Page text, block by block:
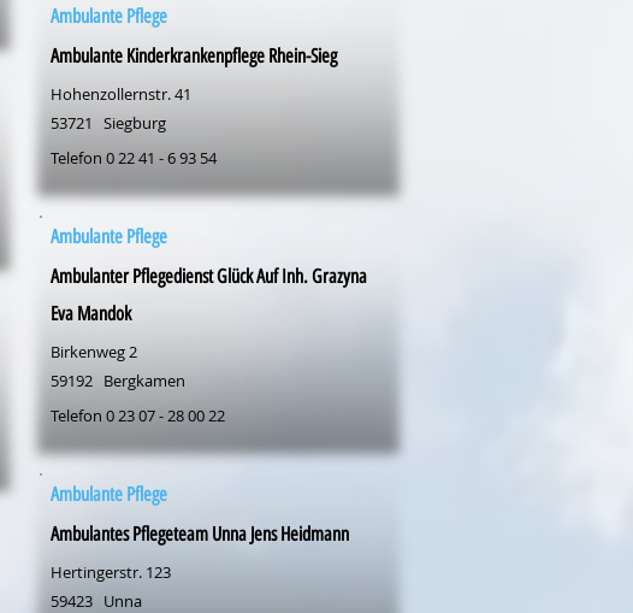
Ambulante Pflege
Ambulante Kinderkrankenpflege Rhein-Sieg
Hohenzollernstr. 41
53721
Siegburg
Telefon 0 22 41 - 6 93 54
Ambulante Pflege
Ambulanter Pflegedienst Glück Auf Inh. Grazyna
Eva Mandok
Birkenweg 2
59192 Bergkamen
Telefon 0 23 07 - 28 00 22
Ambulante Pflege
Ambulantes Pflegeteam Unna Jens Heidmann
Hertingerstr. 123
59423 Unna